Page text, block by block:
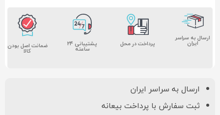
ارسال به سراسر
ایران پرداخت در محل پشتیبانی ۲۴
ساعته ضمانت اصل بودن
کالا
ارسال به سراسر ایران
ثبت سفارش با پرداخت بیعانه